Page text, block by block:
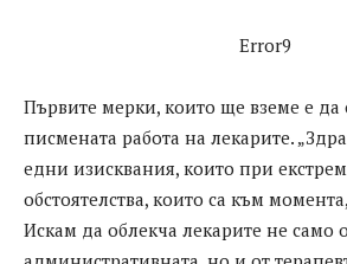
Error9
Първите мерки, които ще вземе е да
писмената работа на лекарите.
едни изисквания, които при
обстоятелства, които са към
Искам да облекча лекарите не само